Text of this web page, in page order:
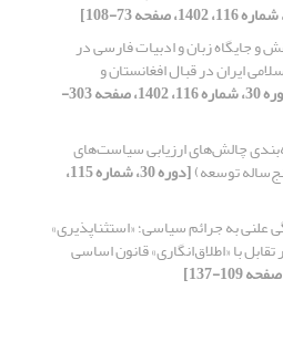
و جایگاه زبان و ادبیات فارسی در
ایران در قبال افغانستان و
[دوره 30، شماره 116، 1402، صفحه 303-
چالش‌های ارزیابی سیاست‌های
توسعه) [دوره 30، شماره 115،
به جرائم سیاسی؛ «استثناپذیری»
با «اطلاق‌انگاری» قانون اساسی